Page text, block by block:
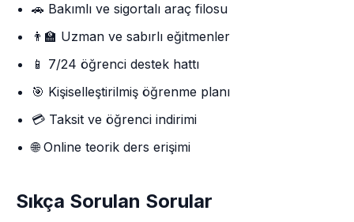
🚗 Bakımlı ve sigortalı araç filosu
👨‍🏫 Uzman ve sabırlı eğitmenler
📱 7/24 öğrenci destek hattı
🎯 Kişiselleştirilmiş öğrenme planı
💳 Taksit ve öğrenci indirimi
🌐 Online teorik ders erişimi
Sıkça Sorulan Sorular